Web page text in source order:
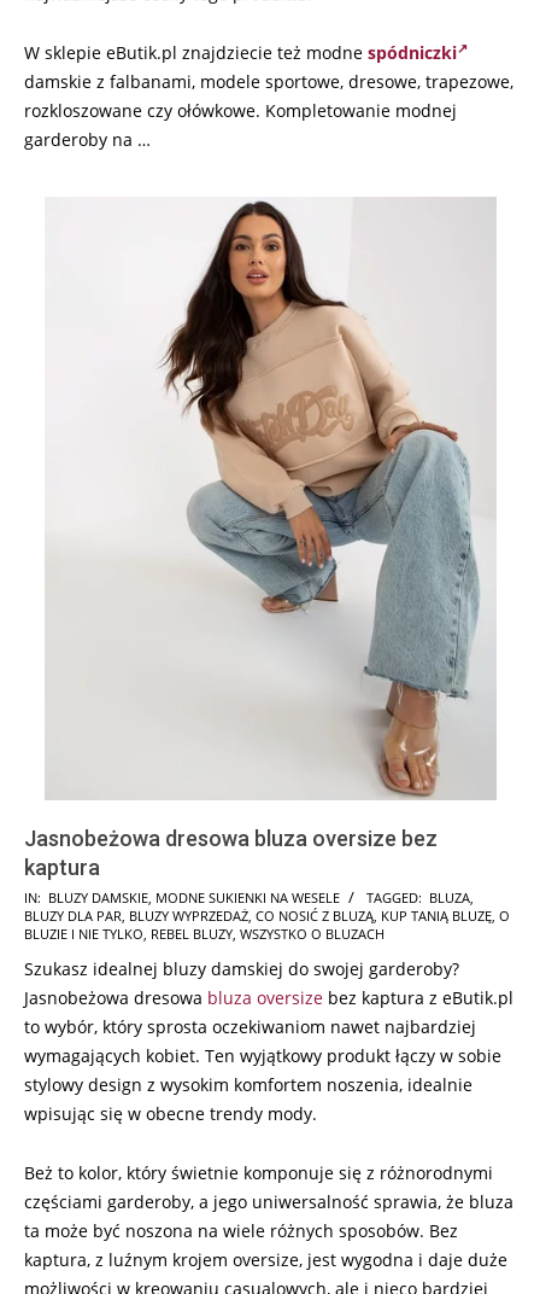
W sklepie eButik.pl znajdziecie też modne spódniczki
damskie z falbanami, modele sportowe, dresowe, trapezowe,
rozkloszowane czy ołówkowe. Kompletowanie modnej
garderoby na …
Jasnobeżowa dresowa bluza oversize bez
kaptura
2024-
07-
IN: BLUZY DAMSKIE MODNE SUKIENKI NA WESELE TAGGED: BLUZA
BLUZY DLA PAR BLUZY WYPRZEDAŻ CO NOSIĆ Z BLUZĄ KUP TANIĄ BLUZĘ O
BLUZIE I NIE TYLKO REBEL BLUZY WSZYSTKO O BLUZACH
Szukasz idealnej bluzy damskiej do swojej garderoby?
Jasnobeżowa dresowa bluza oversize bez kaptura z eButik.pl
to wybór, który sprosta oczekiwaniom nawet najbardziej
wymagających kobiet. Ten wyjątkowy produkt łączy w sobie
stylowy design z wysokim komfortem noszenia, idealnie
wpisując się w obecne trendy mody.
Beż to kolor, który świetnie komponuje się z różnorodnymi
częściami garderoby, a jego uniwersalność sprawia, że bluza
ta może być noszona na wiele różnych sposobów. Bez
kaptura, z luźnym krojem oversize, jest wygodna i daje duże
możliwości w kreowaniu casualowych, ale i nieco bardziej